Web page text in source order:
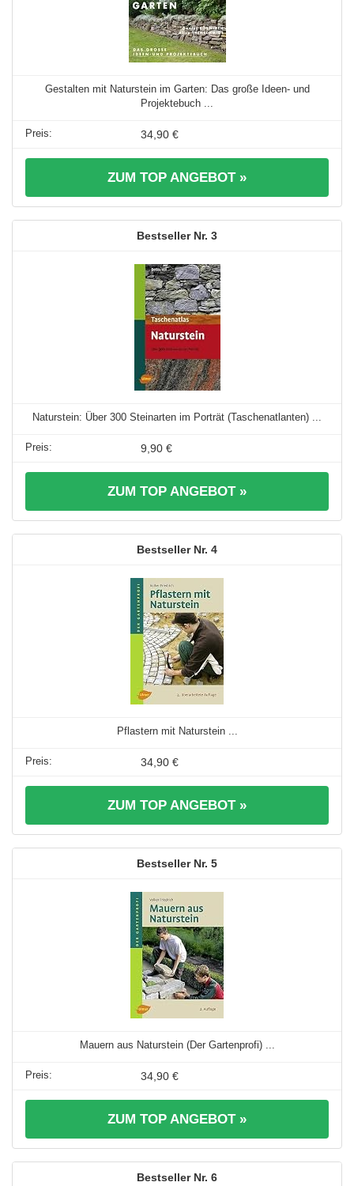
Gestalten mit Naturstein im Garten: Das große Ideen- und
Projektebuch ...
34,90 €
ZUM TOP ANGEBOT »
3
Naturstein: Über 300 Steinarten im Porträt (Taschenatlanten) ...
9,90 €
ZUM TOP ANGEBOT »
4
Pflastern mit Naturstein ...
34,90 €
ZUM TOP ANGEBOT »
5
Mauern aus Naturstein (Der Gartenprofi) ...
34,90 €
ZUM TOP ANGEBOT »
6